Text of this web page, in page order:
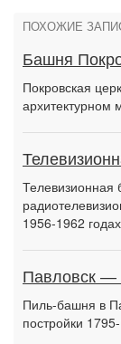
ПОХОЖИЕ
Башня
Покровская
архитектурном
Телевизионная
1956-1962
Павловск —
Пиль-башня в
постройки